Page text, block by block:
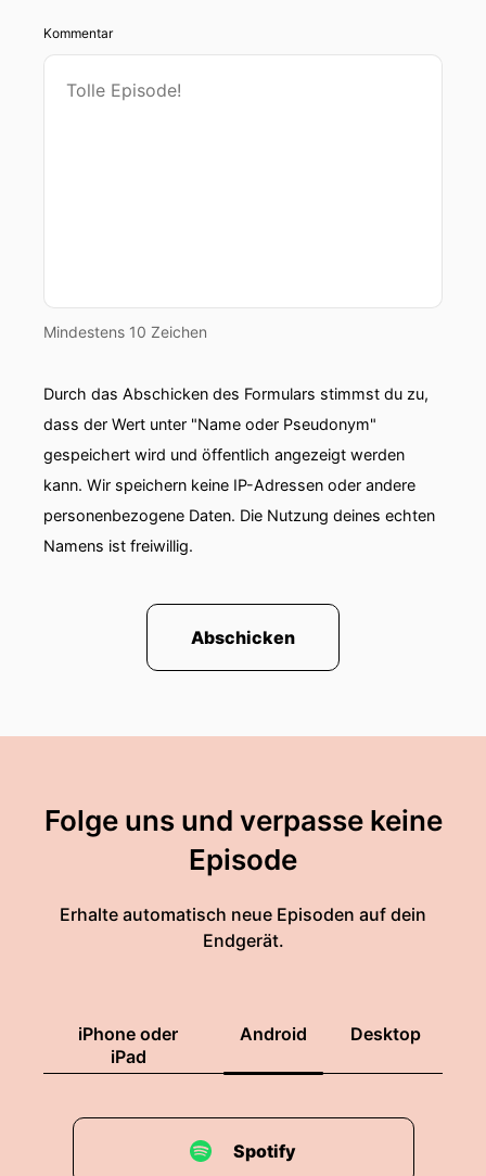
Kommentar
Mindestens 10 Zeichen
Durch das Abschicken des Formulars stimmst du zu,
dass der Wert unter "Name oder Pseudonym"
gespeichert wird und öffentlich angezeigt werden
kann. Wir speichern keine IP-Adressen oder andere
personenbezogene Daten. Die Nutzung deines echten
Namens ist freiwillig.
Abschicken
Folge uns und verpasse keine
Episode
Erhalte automatisch neue Episoden auf dein
Endgerät.
iPhone oder
iPad
Android Desktop
Spotify